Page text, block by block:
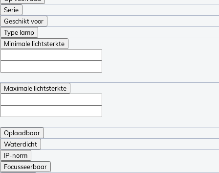
Serie
Geschikt voor
Type lamp
Minimale lichtsterkte
Maximale lichtsterkte
Oplaadbaar
Waterdicht
IP-norm
Focusseerbaar